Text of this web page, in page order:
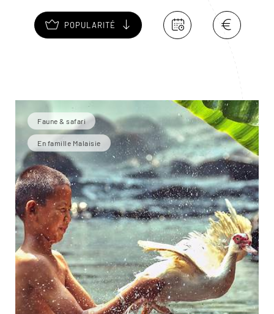
POPULARITÉ
Faune & safari
En famille Malaisie